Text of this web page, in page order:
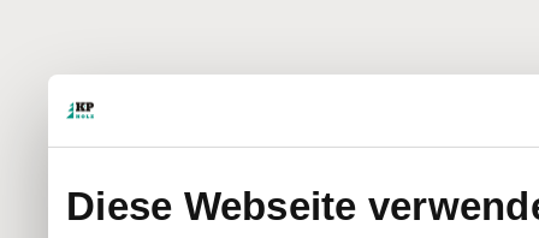
Diese Webseite